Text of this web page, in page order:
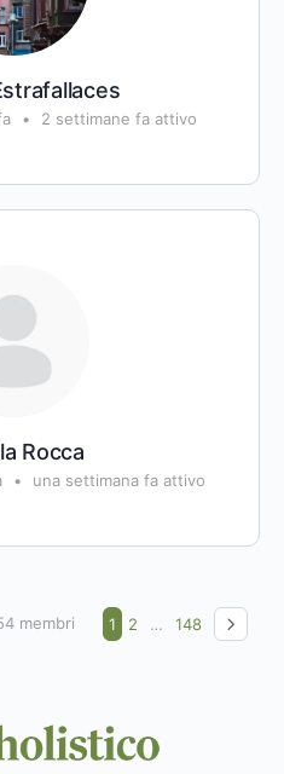
• 2 settimane fa attivo
Rocca
• una settimana fa attivo
membri 1 2 … 148